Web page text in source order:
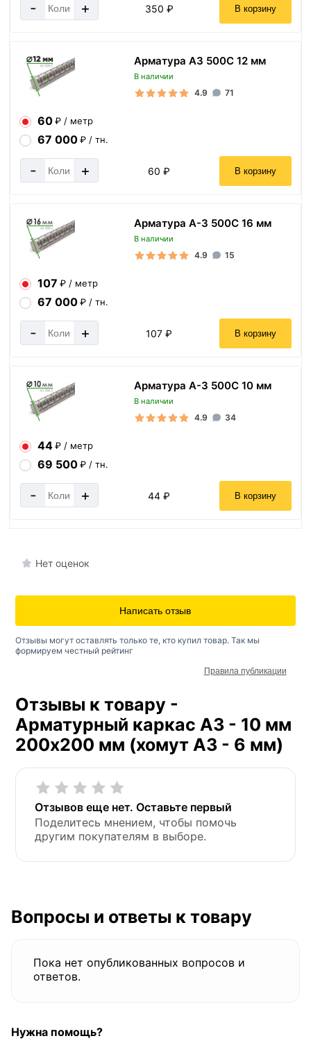
- + 350 ₽ В корзину
Арматура А3 500С 12 мм
В наличии
4.9 71
60₽ / метр
67 000₽ / тн.
- + 60 ₽ В корзину
Арматура А-3 500С 16 мм
В наличии
4.9 15
107 ₽ / метр
67 000₽ / тн.
- + 107 ₽ В корзину
Арматура А-3 500С 10 мм
В наличии
4.9 34
44₽ / метр
69 500₽ / тн.
- + 44 ₽ В корзину
Отзывы к товару -
Арматурный каркас А3 - 10 мм
200х200 мм (хомут А3 - 6 мм)
Отзывов еще нет. Оставьте первый
Поделитесь мнением, чтобы помочь
другим покупателям в выборе.
Нет оценок
Написать отзыв
Отзывы могут оставлять только те, кто купил товар. Так мы
формируем честный рейтинг
Правила публикации
Вопросы и ответы к товару
Пока нет опубликованных вопросов и
ответов.
Нужна помощь?